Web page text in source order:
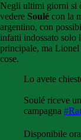
Negli ultimi giorni si
vedere Soulé con la
argentino, con
infatti indossato solo
principale, ma Lionel
cose.
Lo avete
Soulé riceve
campagna
Disponibile